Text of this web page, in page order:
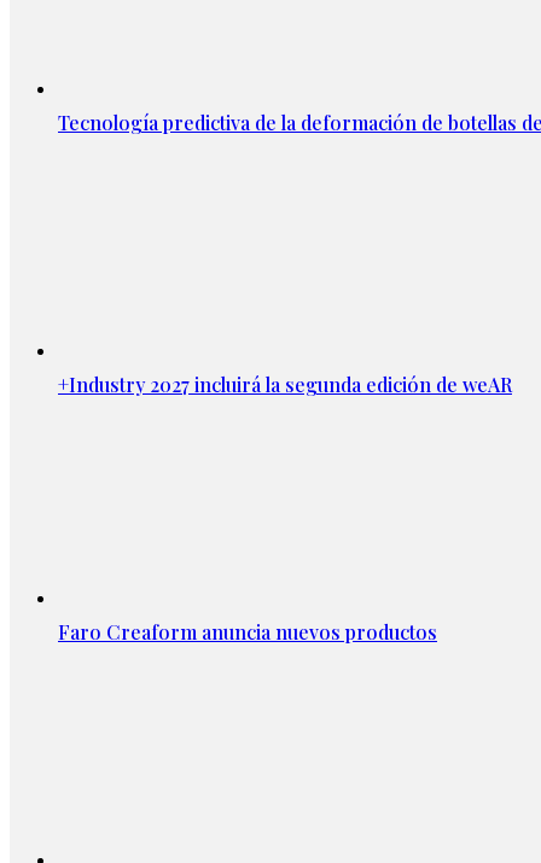
Tecnología predictiva de la deformación de botellas
+Industry 2027 incluirá la segunda edición de weAR
Faro Creaform anuncia nuevos productos